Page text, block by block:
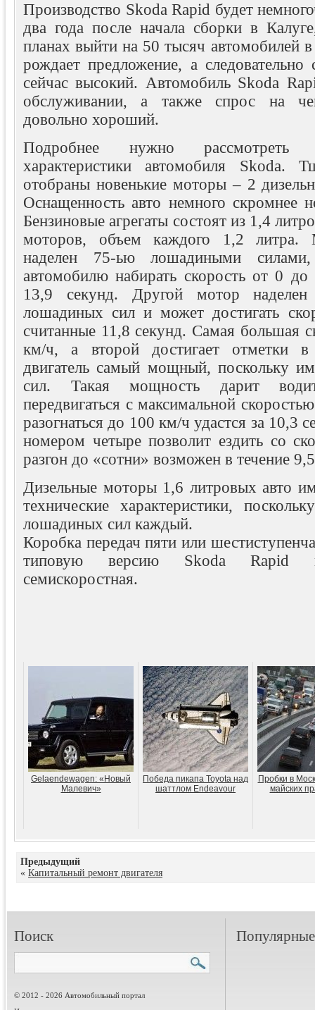
Производство Skoda Rapid будет
два года после начала сборки в
планах выйти на 50 тысяч автомобилей
рождает предложение, а
сейчас высокий. Автомобиль Skoda
обслуживании, а также спрос на
довольно хороший.
Подробнее нужно рассмотреть
характеристики автомобиля Skoda.
отобраны новенькие моторы – 2
Оснащенность авто немного скромнее
Бензиновые агрегаты состоят из 1,4
моторов, объем каждого 1,2 литра.
наделен 75-ью лошадиными
автомобилю набирать скорость от 0 до
13,9 секунд. Другой мотор
лошадиных сил и может достигать
считанные 11,8 секунд. Самая большая
км/ч, а второй достигает отметки
двигатель самый мощный, поскольку
сил. Такая мощность дарит
передвигаться с максимальной
разогнаться до 100 км/ч удастся за 10,3
номером четыре позволит ездить со
разгон до «сотни» возможен в течение
Дизельные моторы 1,6 литровых авто
технические характеристики,
лошадиных сил каждый.
Коробка передач пяти или
типовую версию Skoda Rapid
семискоростная.
Gelaendewagen: «Новый
Малевич»
Победа пикапа Toyota над
шаттлом Endeavour
Пробки в
майских
Предыдущий
« Капитальный ремонт двигателя
Поиск
© 2012 - 2026 Автомобильный портал
Популярные